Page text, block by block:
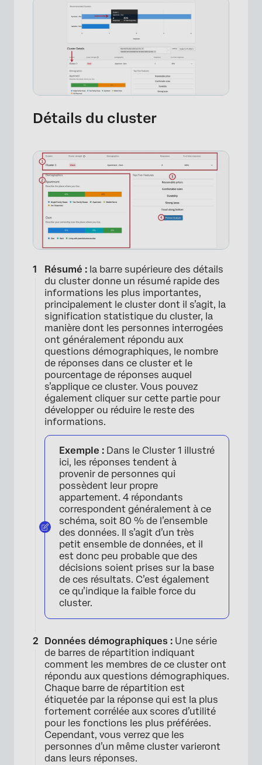
Détails du cluster
×
Résumé : la barre supérieure des détails
du cluster donne un résumé rapide des
informations les plus importantes,
principalement le cluster dont il s’agit, la
signification statistique du cluster, la
manière dont les personnes interrogées
ont généralement répondu aux
questions démographiques, le nombre
de réponses dans ce cluster et le
pourcentage de réponses auquel
s’applique ce cluster. Vous pouvez
également cliquer sur cette partie pour
développer ou réduire le reste des
informations.
Exemple : Dans le Cluster 1 illustré
ici, les réponses tendent à
provenir de personnes qui
possèdent leur propre
appartement. 4 répondants
correspondent généralement à ce
schéma, soit 80 % de l’ensemble
des données. Il s’agit d’un très
petit ensemble de données, et il
est donc peu probable que des
décisions soient prises sur la base
de ces résultats. C’est également
ce qu’indique la faible force du
cluster.
Données démographiques : Une série
de barres de répartition indiquant
comment les membres de ce cluster ont
répondu aux questions démographiques.
Chaque barre de répartition est
étiquetée par la réponse qui est la plus
fortement corrélée aux scores d’utilité
pour les fonctions les plus préférées.
Cependant, vous verrez que les
personnes d’un même cluster varieront
dans leurs réponses.